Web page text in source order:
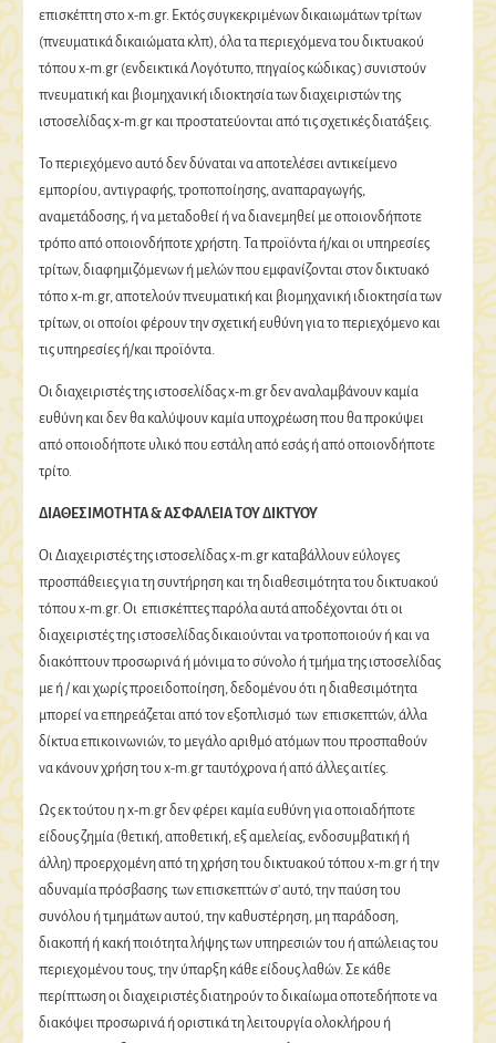
επισκέπτη στο x-m.gr. Εκτός συγκεκριμένων δικαιωμάτων τρίτων
(πνευματικά δικαιώματα κλπ), όλα τα περιεχόμενα του δικτυακού
τόπου x-m.gr (ενδεικτικά Λογότυπο, πηγαίος κώδικας ) συνιστούν
πνευματική και βιομηχανική ιδιοκτησία των διαχειριστών της
ιστοσελίδας x-m.gr και προστατεύονται από τις σχετικές διατάξεις.
Το περιεχόμενο αυτό δεν δύναται να αποτελέσει αντικείμενο
εμπορίου, αντιγραφής, τροποποίησης, αναπαραγωγής,
αναμετάδοσης, ή να μεταδοθεί ή να διανεμηθεί με οποιονδήποτε
τρόπο από οποιονδήποτε χρήστη. Τα προϊόντα ή/και οι υπηρεσίες
τρίτων, διαφημιζόμενων ή μελών που εμφανίζονται στον δικτυακό
τόπο x-m.gr, αποτελούν πνευματική και βιομηχανική ιδιοκτησία των
τρίτων, οι οποίοι φέρουν την σχετική ευθύνη για το περιεχόμενο και
τις υπηρεσίες ή/και προϊόντα.
Οι διαχειριστές της ιστοσελίδας x-m.gr δεν αναλαμβάνουν καμία
ευθύνη και δεν θα καλύψουν καμία υποχρέωση που θα προκύψει
από οποιοδήποτε υλικό που εστάλη από εσάς ή από οποιονδήποτε
τρίτο.
ΔΙΑΘΕΣΙΜΟΤΗΤΑ & ΑΣΦΑΛΕΙΑ ΤΟΥ ΔΙΚΤΥΟΥ
Οι Διαχειριστές της ιστοσελίδας x-m.gr καταβάλλουν εύλογες
προσπάθειες για τη συντήρηση και τη διαθεσιμότητα του δικτυακού
τόπου x-m.gr. Οι επισκέπτες παρόλα αυτά αποδέχονται ότι οι
διαχειριστές της ιστοσελίδας δικαιούνται να τροποποιούν ή και να
διακόπτουν προσωρινά ή μόνιμα το σύνολο ή τμήμα της ιστοσελίδας
με ή / και χωρίς προειδοποίηση, δεδομένου ότι η διαθεσιμότητα
μπορεί να επηρεάζεται από τον εξοπλισμό των επισκεπτών, άλλα
δίκτυα επικοινωνιών, το μεγάλο αριθμό ατόμων που προσπαθούν
να κάνουν χρήση του x-m.gr ταυτόχρονα ή από άλλες αιτίες.
Ως εκ τούτου η x-m.gr δεν φέρει καμία ευθύνη για οποιαδήποτε
είδους ζημία (θετική, αποθετική, εξ αμελείας, ενδοσυμβατική ή
άλλη) προερχομένη από τη χρήση του δικτυακού τόπου x-m.gr ή την
αδυναμία πρόσβασης των επισκεπτών σ' αυτό, την παύση του
συνόλου ή τμημάτων αυτού, την καθυστέρηση, μη παράδοση,
διακοπή ή κακή ποιότητα λήψης των υπηρεσιών του ή απώλειας του
περιεχομένου τους, την ύπαρξη κάθε είδους λαθών. Σε κάθε
περίπτωση οι διαχειριστές διατηρούν το δικαίωμα οποτεδήποτε να
διακόψει προσωρινά ή οριστικά τη λειτουργία ολοκλήρου ή